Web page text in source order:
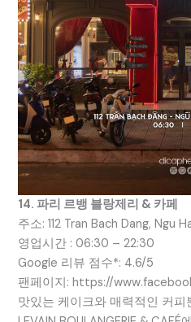
14. 파리 르뱅 블랑제리 & 카페
주소: 112 Tran Bach Dang, Ngu
영업시간 : 06:30 – 22:30
Google 리뷰 점수*: 4.6/5
팬페이지: https://
맛있는 케이크와 매력적인 커피